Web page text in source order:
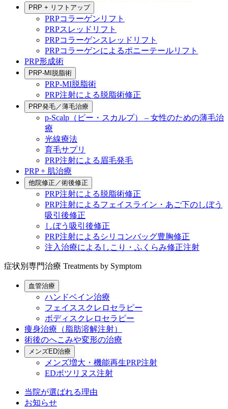
PRP + リフトアップ
PRPコラーゲンリフト
PRPスレッドリフト
PRPコラーゲンスレッドリフト
PRPコラーゲンによるポニーテールリフト
PRP形成術
PRP-MI脱脂術
PRP-MI脱脂術
PRP注射による脱脂術修正
PRP発毛／薄毛治療
p-Scalp（ピー・スカルプ） – 女性のための薄毛治
療
光線療法
育毛サプリ
PRP注射による眉毛発毛
PRP + 肌治療
他院修正／術後修正
PRP注射による脱脂術修正
PRP注射によるフェイスライン・あご下のしぼう
吸引後修正
しぼう吸引後修正
PRP注射によるシリコンバッグ豊胸修正
注入治療によるしこり・ふくらみ修正注射
症状別専門治療 Treatments by Symptom
血管治療
ハンドベイン治療
フェイススクレロセラピー
ボディスクレロセラピー
痩身治療（脂肪溶解注射）
術後のへこみや変形の治療
メンズED治療
メンズ増大・機能再生PRP注射
EDボツリヌス注射
当院が選ばれる理由
お知らせ